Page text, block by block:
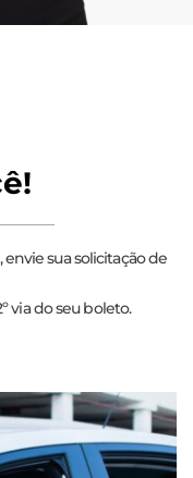
envie sua solicitação de
via do seu boleto.